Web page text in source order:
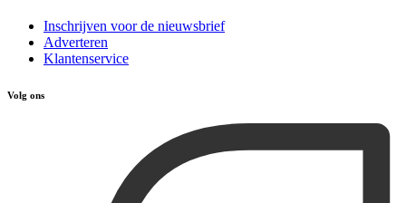
Inschrijven voor de nieuwsbrief
Adverteren
Klantenservice
Volg ons